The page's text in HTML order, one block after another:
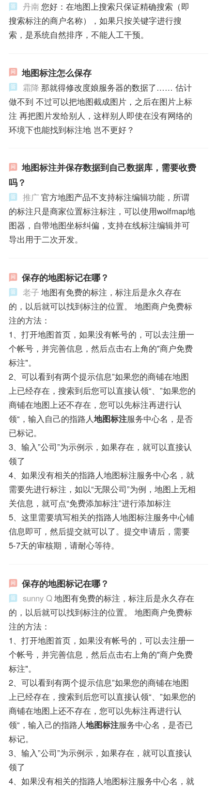
丹南 您好：在地图上搜索只保证精确搜索（即
搜索标注的商户名称），如果只按关键字进行搜
索，是系统自然排序，不能人工干预。
地图标注怎么保存
霜降 那就得修改度娘服务器的数据了…… 估计
做不到 不过可以把地图截成图片，之后在图片上标
注 再把图片发给别人，这样别人即使在没有网络的
环境下也能找到标注地 岂不更好？
地图标注并保存数据到自己数据库，需要收费
吗？
推广 官方地图产品不支持标注编辑功能，所谓
的标注只是商家位置标注标注，可以使用wolfmap地
图器，自带地图坐标纠偏，支持在线标注编辑并可
导出用于二次开发。
保存的地图标记在哪？
老子 地图有免费的标注，标注后是永久存在
的，以后就可以找到标注的位置。 地图商户免费标
注的方法：
1、打开地图首页，如果没有帐号的，可以去注册一
个帐号，并完善信息，然后点击右上角的"商户免费
标注"。
2、可以看到有两个提示信息”如果您的商铺在地图
上已经存在，搜索到后您可以直接认领“、”如果您的
商铺在地图上还不存在，您可以先标注再进行认
领“，输入自己的指路人地图标注服务中心名，是否
已标记。
3、输入”公司”为示例示，如果存在，就可以直接认
领了
4、如果没有相关的指路人地图标注服务中心名，就
需要先进行标注，如以“无限公司”为例，地图上无相
关信息，就可点“免费添加标注”进行添加标注
5、这里需要填写相关的指路人地图标注服务中心铺
信息即可，然后提交就可以了。提交申请后，需要
5-7天的审核期，请耐心等待。
保存的地图标记在哪？
sunny Q地图有免费的标注，标注后是永久存在
的，以后就可以找到标注的位置。 地图商户免费标
注的方法：
1、打开地图首页，如果没有帐号的，可以去注册一
个帐号，并完善信息，然后点击右上角的"商户免费
标注"。
2、可以看到有两个提示信息”如果您的商铺在地图
上已经存在，搜索到后您可以直接认领“、”如果您的
商铺在地图上还不存在，您可以先标注再进行认
领“，输入己的指路人地图标注服务中心名，是否已
标记。
3、输入”公司”为示例示，如果存在，就可以直接认
领了
4、如果没有相关的指路人地图标注服务中心名，就